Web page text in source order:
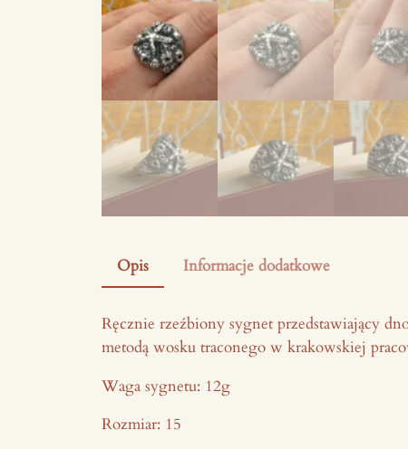
Opis Informacje dodatkowe
Ręcznie rzeźbiony sygnet przedstawiający
metodą wosku traconego w krakowskiej
Waga sygnetu: 12g
Rozmiar: 15